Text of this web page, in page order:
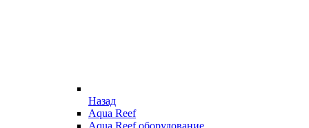
Назад
Aqua Reef
Aqua Reef оборудование